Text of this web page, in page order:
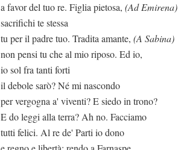
a favor del tuo re. Figlia pietosa, (Ad Emirena)
sacrifichi te stessa
tu per il padre tuo. Tradita amante, (A Sabina)
non pensi tu che al mio riposo. Ed io,
io sol fra tanti forti
il debole sarò? Né mi nascondo
per vergogna a' viventi? E siedo in trono?
E do leggi alla terra? Ah no. Facciamo
tutti felici. Al re de' Parti io dono